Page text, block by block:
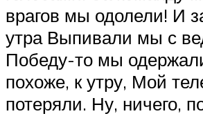
врагов мы одолели! И
утра Выпивали мы с
Победу-то мы
похоже, к утру, Мой
потеряли. Ну, ничего,